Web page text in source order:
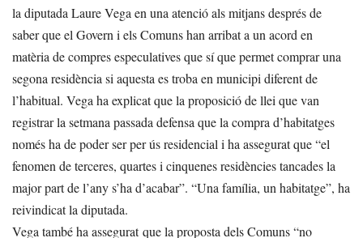
la diputada Laure Vega en una atenció als mitjans després de
saber que el Govern i els Comuns han arribat a un acord en
matèria de compres especulatives que sí que permet comprar una
segona residència si aquesta es troba en municipi diferent de
l’habitual. Vega ha explicat que la proposició de llei que van
registrar la setmana passada defensa que la compra d’habitatges
només ha de poder ser per ús residencial i ha assegurat que “el
fenomen de terceres, quartes i cinquenes residències tancades la
major part de l’any s’ha d’acabar”. “Una família, un habitatge”, ha
reivindicat la diputada.
Vega també ha assegurat que la proposta dels Comuns “no